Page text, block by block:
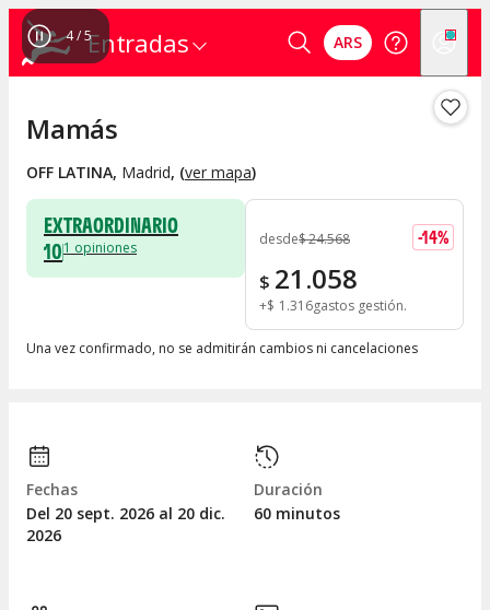
Entradas ARS
4/5
Mamás
OFF LATINA, Madrid, (ver mapa)
EXTRAORDINARIO
101 opiniones desde$24.568 -14%
$ 21.058
+$ 1.316gastos gestión
Una vez confirmado, no se admitirán cambios ni cancelaciones
Fechas
Del 20 sept. 2026 al 20 dic.
2026
Duración
60 minutos